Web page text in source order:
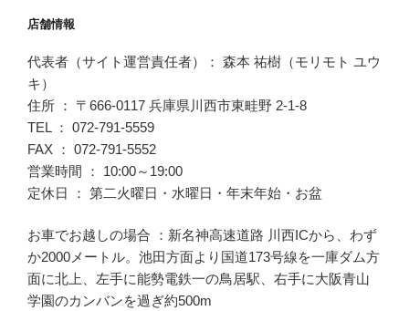
店舗情報
代表者（サイト運営責任者）： 森本 祐樹（モリモト ユウ
キ）
住所 ： 〒666-0117 兵庫県川西市東畦野 2-1-8
TEL ： 072-791-5559
FAX ： 072-791-5552
営業時間 ： 10:00～19:00
定休日 ： 第二火曜日・水曜日・年末年始・お盆
お車でお越しの場合 ：新名神高速道路 川西ICから、わず
か2000メートル。池田方面より国道173号線を一庫ダム方
面に北上、左手に能勢電鉄一の鳥居駅、右手に大阪青山
学園のカンバンを過ぎ約500m